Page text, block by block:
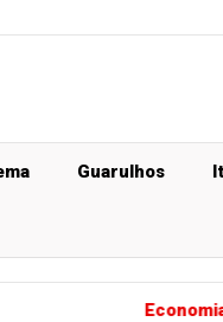
Guarulhos
Ecora e